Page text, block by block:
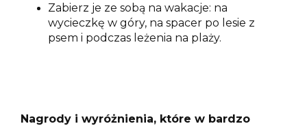
Zabierz je ze sobą na wakacje: na
wycieczkę w góry, na spacer po lesie z
psem i podczas leżenia na plaży.
Nagrody i wyróżnienia, które w bardzo